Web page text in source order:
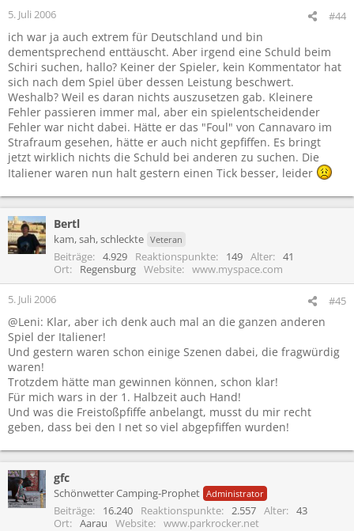
5. Juli 2006 #44
ich war ja auch extrem für Deutschland und bin
dementsprechend enttäuscht. Aber irgend eine Schuld beim
Schiri suchen, hallo? Keiner der Spieler, kein Kommentator hat
sich nach dem Spiel über dessen Leistung beschwert.
Weshalb? Weil es daran nichts auszusetzen gab. Kleinere
Fehler passieren immer mal, aber ein spielentscheidender
Fehler war nicht dabei. Hätte er das "Foul" von Cannavaro im
Strafraum gesehen, hätte er auch nicht gepfiffen. Es bringt
jetzt wirklich nichts die Schuld bei anderen zu suchen. Die
Italiener waren nun halt gestern einen Tick besser, leider
Bertl
kam, sah, schleckte Veteran
Beiträge 4.929 Reaktionspunkte 149 Alter
41
Ort
Regensburg Website www.myspace.com
5. Juli 2006 #45
@Leni: Klar, aber ich denk auch mal an die ganzen anderen
Spiel der Italiener!
Und gestern waren schon einige Szenen dabei, die fragwürdig
waren!
Trotzdem hätte man gewinnen können, schon klar!
Für mich wars in der 1. Halbzeit auch Hand!
Und was die Freistoßpfiffe anbelangt, musst du mir recht
geben, dass bei den I net so viel abgepfiffen wurden!
gfc
Schönwetter Camping-Prophet Administrator
Beiträge 16.240 Reaktionspunkte 2.557 Alter
43
Ort
Aarau Website www.parkrocker.net